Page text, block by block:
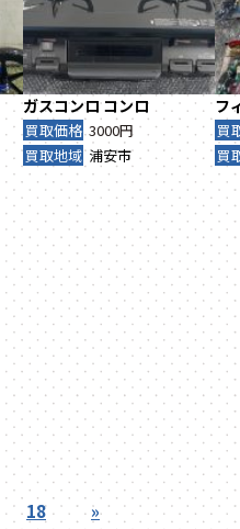
ガスコンロ コンロ
買取価格 3000円
買取地域 浦安市
フ
買
買
18 »